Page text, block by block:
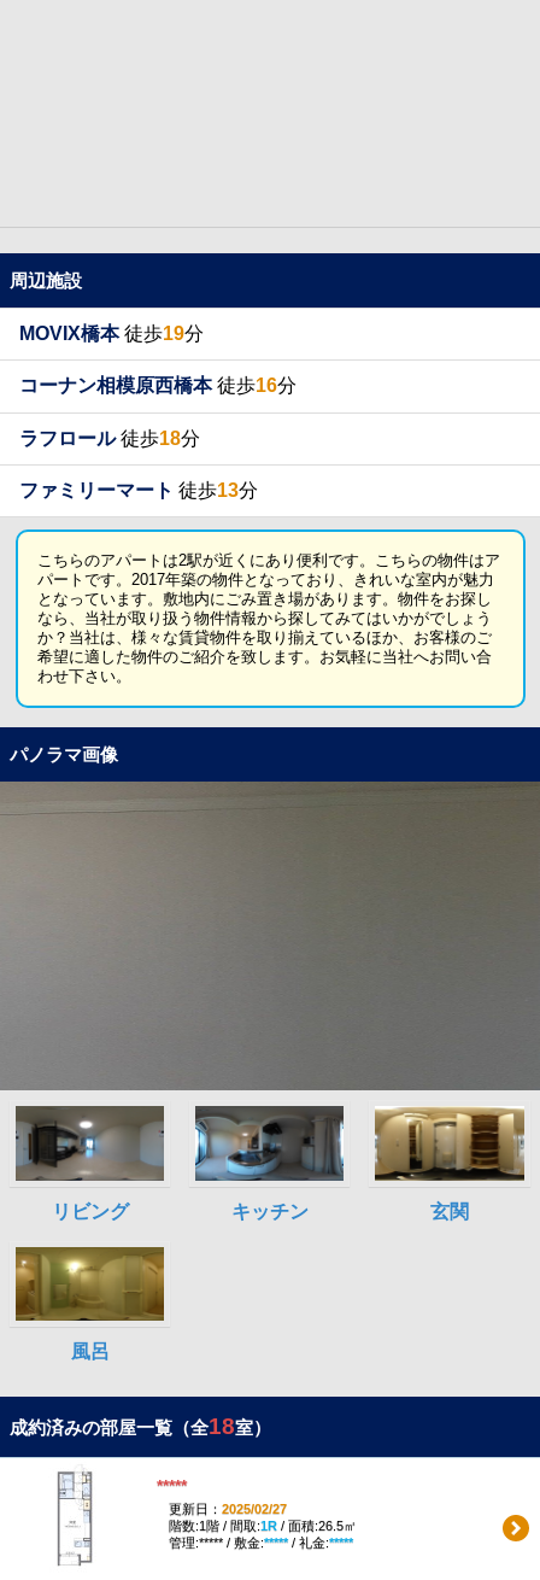
周辺施設
MOVIX橋本徒歩19分
コーナン相模原西橋本徒歩16分
ラフロール徒歩18分
ファミリーマート 徒歩13分
こちらのアパートは2駅が近くにあり便利です。こちらの物件はア
パートです。2017年築の物件となっており、きれいな室内が魅力
となっています。敷地内にごみ置き場があります。物件をお探し
なら、当社が取り扱う物件情報から探してみてはいかがでしょう
か？当社は、様々な賃貸物件を取り揃えているほか、お客様のご
希望に適した物件のご紹介を致します。お気軽に当社へお問い合
わせ下さい。
パノラマ画像
成約済みの部屋一覧（全18室）
*****
更新日： 2025/02/27
階数:1階 / 間取:1R/ 面積:26.5㎡
管理:***** / 敷金:*****/ 礼金:*****